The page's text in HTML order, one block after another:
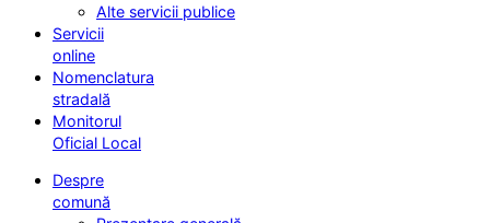
Alte servicii publice
Servicii
online
Nomenclatura
stradală
Monitorul
Oficial Local
Despre
comună